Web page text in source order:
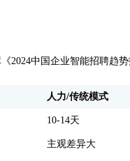
2024中国企业智能招聘趋势
人力/传统模式
10-14天
主观差异大